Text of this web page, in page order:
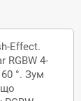
Effect.
RGBW 4-
°. Зум
що